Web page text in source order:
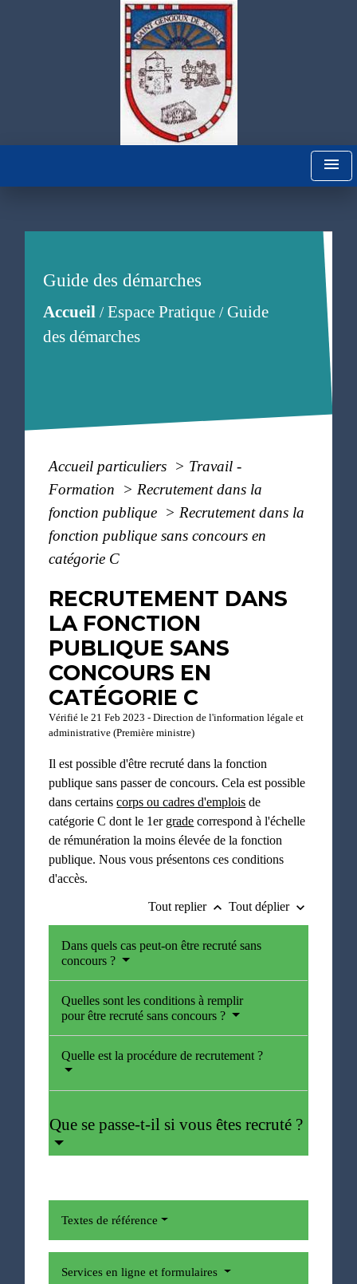
menu
Guide des démarches
Accueil/Espace Pratique/Guide
des démarches
Accueil particuliers > Travail -
Formation
> Recrutement dans la
fonction publique > Recrutement dans la
fonction publique sans concours en
catégorie C
RECRUTEMENT DANS
LA FONCTION
PUBLIQUE SANS
CONCOURS EN
CATÉGORIE C
Vérifié le 21 Feb 2023 - Direction de l'information légale et
administrative (Première ministre)
Il est possible d'être recruté dans la fonction
publique sans passer de concours. Cela est possible
dans certainscorps ou cadres d'emplois de
catégorie C dont le 1er grade correspond à l'échelle
de rémunération la moins élevée de la fonction
publique. Nous vous présentons ces conditions
d'accès.
Tout replier keyboard_arrow_up Tout déplier keyboard_arrow_down
Dans quels cas peut-on être recruté sans
concours ?
Quelles sont les conditions à remplir
pour être recruté sans concours ?
Quelle est la procédure de recrutement ?
Que se passe-t-il si vous êtes recruté ?
Textes de référence
Services en ligne et formulaires